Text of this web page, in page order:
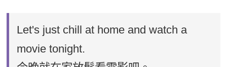
Let's just chill at home and watch a
movie tonight.